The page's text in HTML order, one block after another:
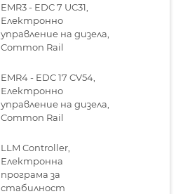
EMR3 - EDC 7 UC31,
Електронно
управление на дизела,
Common Rail
EMR4 - EDC 17 CV54,
Електронно
управление на дизела,
Common Rail
LLM Controller,
Електронна
програма за
стабилност